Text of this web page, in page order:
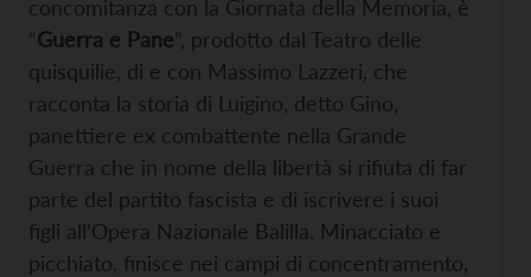
concomitanza con la Giornata della Memoria, è
“Guerra e Pane”, prodotto dal Teatro delle
quisquilie, di e con Massimo Lazzeri, che
racconta la storia di Luigino, detto Gino,
panettiere ex combattente nella Grande
Guerra che in nome della libertà si rifiuta di far
parte del partito fascista e di iscrivere i suoi
figli all’Opera Nazionale Balilla. Minacciato e
picchiato, finisce nei campi di concentramento,